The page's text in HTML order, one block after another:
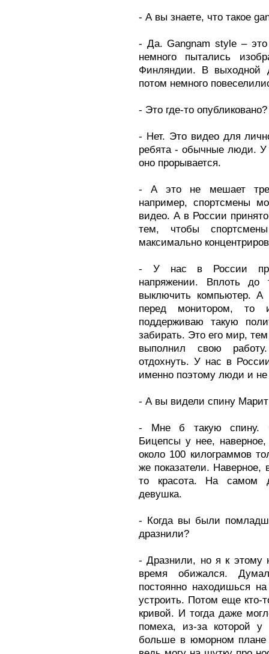
- А вы знаете, что такое
- Да. Gangnam style –
немного пытались
Финляндии. В выходной
потом немного
- Это где-то опубликовано?
- Нет. Это видео для
ребята - обычные люди. У
оно прорывается.
- А это не мешает
например, спортсмены
видео. А в России
тем, чтобы
максимально
- У нас в России
напряжении. Вплоть
выключить компьютер.
перед монитором,
поддерживаю такую
забирать. Это его мир,
выполнил свою
отдохнуть. У нас в
именно поэтому люди и не
- А вы видели спину Марит
- Мне б такую спину.
Бицепсы у нее,
около 100 килограммов
же показатели. Наверное,
то красота. На самом
девушка.
- Когда вы были
дразнили?
- Дразнили, но я к этому
время обижался.
постоянно находишься
устроить. Потом еще кто-
кривой. И тогда даже
помеха, из-за которой
больше в юморном